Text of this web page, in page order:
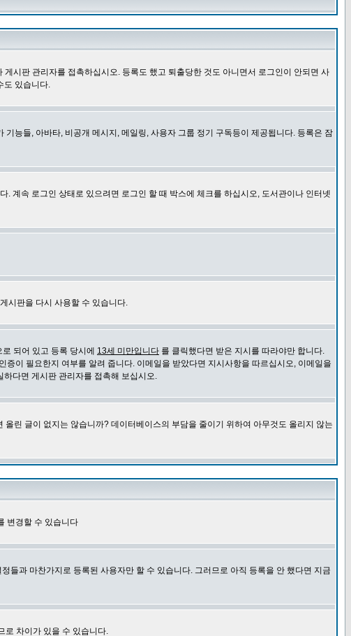
시판 관리자를 접촉하십시오. 등록도 했고 퇴출당한 것도 아니면서 로그인이 안되면 사
도 있습니다.
능들, 아바타, 비공개 메시지, 메일링, 사용자 그룹 정기 구독등이 제공됩니다. 등록은 잠
계속 로그인 상태로 있으려면 로그인 할 때 박스에 체크를 하십시오, 도서관이나 인터넷
시판을 다시 사용할 수 있습니다.
되어 있고 등록 당시에 13세 미만입니다 를 클릭했다면 받은 지시를 따라야만 합니다.
이 필요한지 여부를 알려 줍니다. 이메일을 받았다면 지시사항을 따르십시오, 이메일을
다면 게시판 관리자를 접촉해 보십시오.
린 글이 없지는 않습니까? 데이터베이스의 부담을 줄이기 위하여 아무것도 올리지 않는
변경할 수 있습니다
들과 마찬가지로 등록된 사용자만 할 수 있습니다. 그러므로 아직 등록을 안 했다면 지금
로 차이가 있을 수 있습니다.